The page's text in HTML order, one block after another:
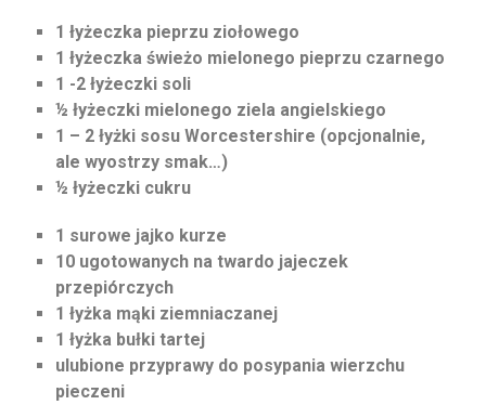
1 łyżeczka pieprzu ziołowego
1 łyżeczka świeżo mielonego pieprzu czarnego
1 -2 łyżeczki soli
½ łyżeczki mielonego ziela angielskiego
1 – 2 łyżki sosu Worcestershire (opcjonalnie,
ale wyostrzy smak…)
½ łyżeczki cukru
1 surowe jajko kurze
10 ugotowanych na twardo jajeczek
przepiórczych
1 łyżka mąki ziemniaczanej
1 łyżka bułki tartej
ulubione przyprawy do posypania wierzchu
pieczeni